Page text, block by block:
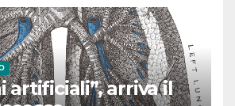
artificiali”, arriva il